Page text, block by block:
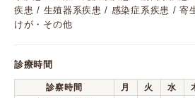
疾患 / 生殖器系疾患 / 感染症系疾患 / 寄
けが・その他
診療時間
診察時間 月 火 水